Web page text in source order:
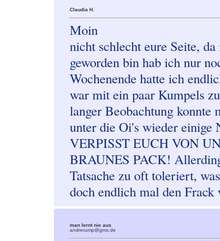
Claudia H.
Moin
nicht schlecht eure Seite,
geworden bin hab ich nur
Wochenende hatte ich
war mit ein paar Kumpels
langer Beobachtung konnte
unter die Oi's wieder einige
VERPISST EUCH VON
BRAUNES PACK!
Tatsache zu oft toleriert,
doch endlich mal den Frack
man lernt nie aus
andrerump@gmx.de